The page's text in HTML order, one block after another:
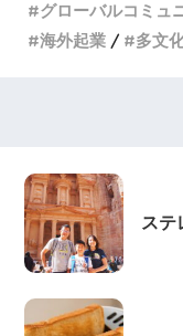
グローバルコミュ
海外起業
多文
ステ